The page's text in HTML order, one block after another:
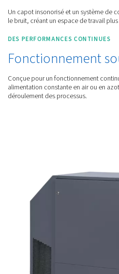
Moteur
Le moteur IE3 et les pompes
Un capot insonorisé et un
le bruit, créant un espace de
DES PERFORMANCES
Conçue pour un